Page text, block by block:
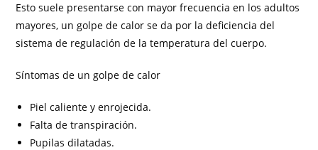
Esto suele presentarse con mayor frecuencia en los adultos
mayores, un golpe de calor se da por la deficiencia del
sistema de regulación de la temperatura del cuerpo.
Síntomas de un golpe de calor
Piel caliente y enrojecida.
Falta de transpiración.
Pupilas dilatadas.